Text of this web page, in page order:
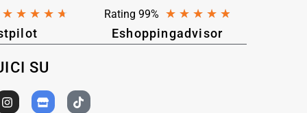
★ ★ ★ ★ ★ Rating 99% ★ ★ ★ ★ ★
Eshoppingadvisor
SU